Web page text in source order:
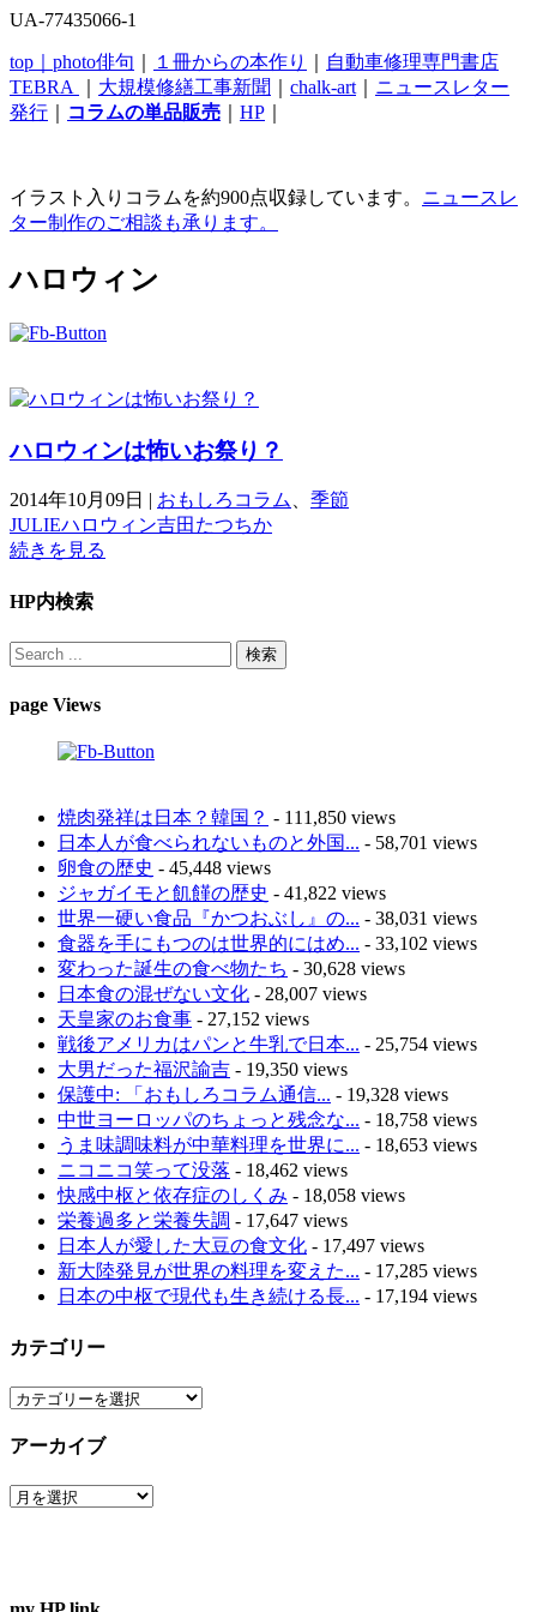
UA-77435066-1
top｜ photo俳句 １冊からの本作り
自動車修理専門書店
TEBRA
大規模修繕工事新聞 chalk-art
ニュースレター
発行
コラムの単品販売 HP
イラスト入りコラムを約900点収録しています。 ニュースレ
ター制作のご相談も承ります。
ハロウィン
ハロウィンは怖いお祭り？
2014年10月09日 | おもしろコラム
季節
JULIEハロウィン吉田たつちか
続きを見る
HP内検索
page Views
焼肉発祥は日本？韓国？ - 111,850 views
日本人が食べられないものと外国... - 58,701 views
卵食の歴史 - 45,448 views
ジャガイモと飢饉の歴史 - 41,822 views
世界一硬い食品『かつおぶし』の... - 38,031 views
食器を手にもつのは世界的にはめ... - 33,102 views
変わった誕生の食べ物たち - 30,628 views
日本食の混ぜない文化 - 28,007 views
天皇家のお食事 - 27,152 views
戦後アメリカはパンと牛乳で日本... - 25,754 views
大男だった福沢諭吉 - 19,350 views
保護中: 「おもしろコラム通信... - 19,328 views
中世ヨーロッパのちょっと残念な... - 18,758 views
うま味調味料が中華料理を世界に... - 18,653 views
ニコニコ笑って没落 - 18,462 views
快感中枢と依存症のしくみ - 18,058 views
栄養過多と栄養失調 - 17,647 views
日本人が愛した大豆の食文化 - 17,497 views
新大陸発見が世界の料理を変えた... - 17,285 views
日本の中枢で現代も生き続ける長... - 17,194 views
カテゴリー
カ
ゴ
ー
アーカイブ
ア